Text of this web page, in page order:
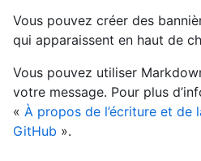
Vous pouvez créer des
qui apparaissent en haut de
Vous pouvez utiliser
votre message. Pour plus
« À propos de l’écriture et de
GitHub ».